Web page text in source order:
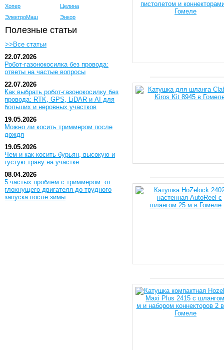
Хопер
Целина
ЭлектроМаш
Энкор
Полезные статьи
>>Все статьи
22.07.2026
Робот-газонокосилка без провода:
ответы на частые вопросы
22.07.2026
Как выбрать робот-газонокосилку без
провода: RTK, GPS, LiDAR и AI для
больших и неровных участков
19.05.2026
Можно ли косить триммером после
дождя
19.05.2026
Чем и как косить бурьян, высокую и
густую траву на участке
08.04.2026
5 частых проблем с триммером: от
глохнущего двигателя до трудного
запуска после зимы